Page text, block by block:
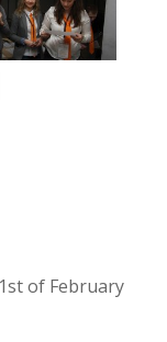
of February